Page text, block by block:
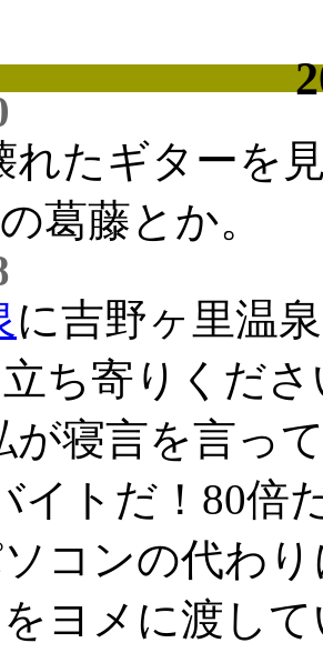
れたギターを
葛藤とか。
に吉野ヶ里温
ち寄りくださ
が寝言を言っ
イトだ！80倍
コンの代わ
ヨメに渡し